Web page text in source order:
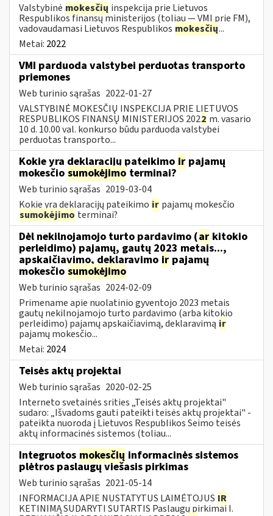
Valstybinė mokesčių inspekcija prie Lietuvos
Respublikos finansų ministerijos (toliau — VMI prie FM),
vadovaudamasi Lietuvos Respublikos mokesčių...
Metai: 2022
VMI parduoda valstybei perduotas transporto
priemones
Web turinio sąrašas 2022-01-27
VALSTYBINĖ MOKESČIŲ INSPEKCIJA PRIE LIETUVOS
RESPUBLIKOS FINANSŲ MINISTERIJOS 2022 m. vasario
10 d. 10.00 val. konkurso būdu parduoda valstybei
perduotas transporto...
Kokie yra deklaracijų pateikimo ir pajamų
mokesčio sumokėjimo terminai?
Web turinio sąrašas 2019-03-04
Kokie yra deklaracijų pateikimo ir pajamų mokesčio
sumokėjimo terminai?
Dėl nekilnojamojo turto pardavimo (ar kitokio
perleidimo) pajamų, gautų 2023 metais...,
apskaičiavimo, deklaravimo ir pajamų
mokesčio sumokėjimo
Web turinio sąrašas 2024-02-09
Primename apie nuolatinio gyventojo 2023 metais
gautų nekilnojamojo turto pardavimo (arba kitokio
perleidimo) pajamų apskaičiavimą, deklaravimą ir
pajamų mokesčio...
Metai: 2024
Teisės aktų projektai
Web turinio sąrašas 2020-02-25
Interneto svetainės srities „Teisės aktų projektai"
sudaro: „Išvadoms gauti pateikti teisės aktų projektai" -
pateikta nuoroda į Lietuvos Respublikos Seimo teisės
aktų informacinės sistemos (toliau...
Integruotos mokesčių informacinės sistemos
plėtros paslaugų viešasis pirkimas
Web turinio sąrašas 2021-05-14
INFORMACIJA APIE NUSTATYTUS LAIMĖTOJUS IR
KETINIMĄ SUDARYTI SUTARTIS Paslaugų pirkimai I.